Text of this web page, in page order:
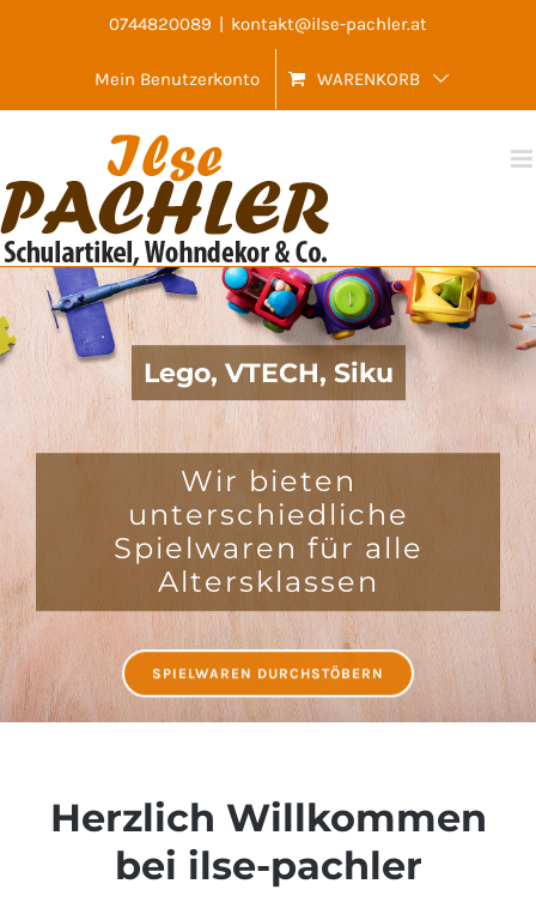
0744820089 | kontakt@ilse-pachler.at
Mein Benutzerkonto WARENKORB
Lego, VTECH, Siku
Wir bieten
unterschiedliche
Spielwaren für alle
Altersklassen
Herzlich Willkommen
bei ilse-pachler